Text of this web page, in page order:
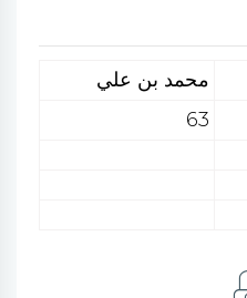
محمد بن علي
63